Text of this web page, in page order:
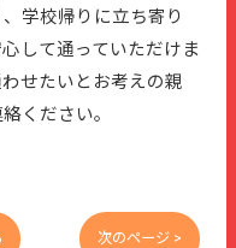
学校帰りに立ち寄り
して通っていただけま
せたいとお考えの親
ください。
次のページ >